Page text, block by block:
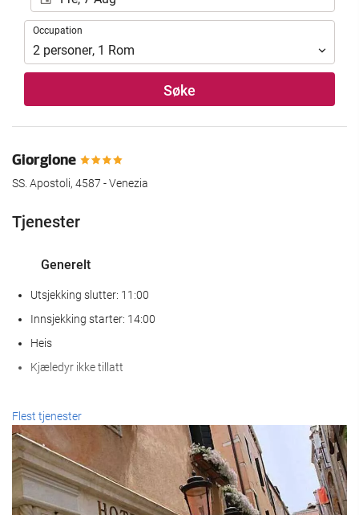
Occupation
Occupation
2 personer, 1 Rom
Søke
Giorgione
SS. Apostoli, 4587 - Venezia
Tjenester
Generelt
Utsjekking slutter: 11:00
Innsjekking starter: 14:00
Heis
Kjæledyr ikke tillatt
Resepsjonstjenester
Døgnåpen resepsjon
Bagasjeoppbevaring
Mat og Drikke
Flest tjenester